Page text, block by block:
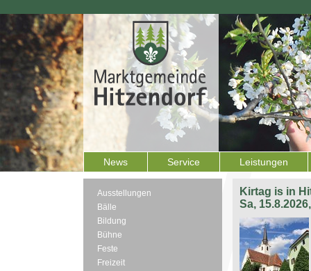
News Service Leistungen
Ausstellungen
Bälle
Bildung
Bühne
Feste
Freizeit
Kirtag is in
Sa,